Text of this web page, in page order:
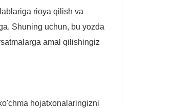
rioya qilish va
Shuning uchun, bu yozda
amal qilishingiz
hojatxonalaringizni